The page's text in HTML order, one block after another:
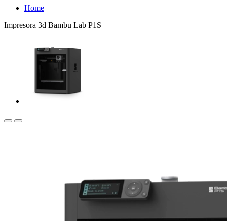
Home
Impresora 3d Bambu Lab P1S